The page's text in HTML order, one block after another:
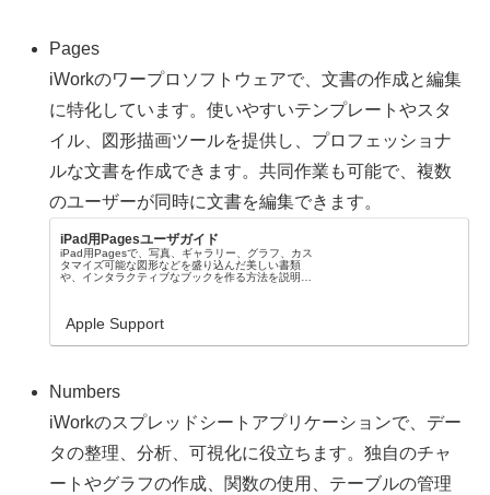
Pages
iWorkのワープロソフトウェアで、文書の作成と編集
に特化しています。使いやすいテンプレートやスタ
イル、図形描画ツールを提供し、プロフェッショナ
ルな文書を作成できます。共同作業も可能で、複数
のユーザーが同時に文書を編集できます。
iPad用Pagesユーザガイド
iPad用Pagesで、写真、ギャラリー、グラフ、カス
タマイズ可能な図形などを盛り込んだ美しい書類
や、インタラクティブなブックを作る方法を説明し
Apple Support
Numbers
iWorkのスプレッドシートアプリケーションで、デー
タの整理、分析、可視化に役立ちます。独自のチャ
ートやグラフの作成、関数の使用、テーブルの管理